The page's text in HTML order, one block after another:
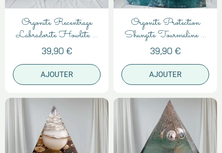
Orgonite Recentrage
Labradorite Howlite –
Pyramide 7cm
39,90 €
AJOUTER
Orgonite Protection
Shungite Tourmaline –
Anti-Ondes
39,90 €
AJOUTER